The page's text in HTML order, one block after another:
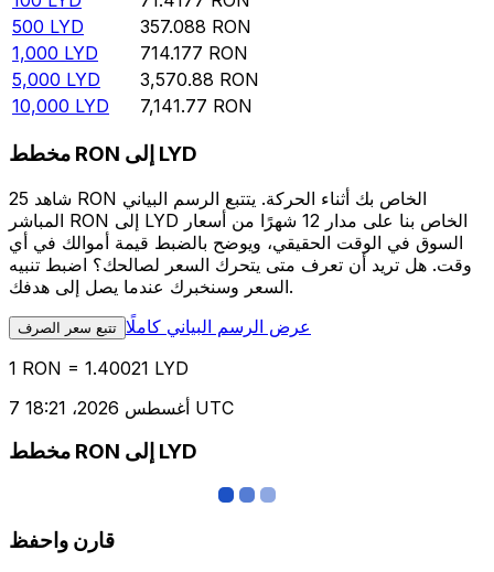
500 LYD 357.088 RON
1,000 LYD 714.177 RON
5,000 LYD 3,570.88 RON
10,000 LYD 7,141.77 RON
مخطط RON إلى LYD
شاهد 25 RON الخاص بك أثناء الحركة. يتتبع الرسم البياني
المباشر RON إلى LYD الخاص بنا على مدار 12 شهرًا من أسعار
السوق في الوقت الحقيقي، ويوضح بالضبط قيمة أموالك في أي
وقت. هل تريد أن تعرف متى يتحرك السعر لصالحك؟ اضبط تنبيه
السعر وسنخبرك عندما يصل إلى هدفك.
تتبع سعر الصرف عرض الرسم البياني كاملًا
1 RON = 1.40021 LYD
7 أغسطس 2026، 18:21 UTC
مخطط RON إلى LYD
قارن واحفظ